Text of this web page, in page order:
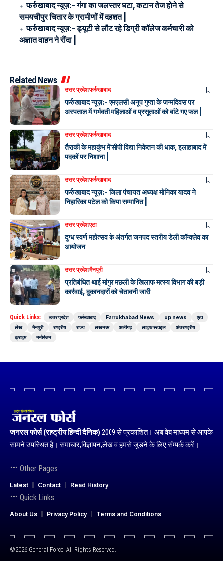
फर्रुखाबाद न्यूज़:- गंगा का जलस्तर घटा, कटान तेज होने से
समयचीपुर चितार के ग्रामीणों में दहशत |
फर्रुखाबाद न्यूज़:- ड्यूटी से लौट रहे डिग्री कॉलेज कर्मचारी को
अज्ञात वाहन ने रौंदा |
Related News
उत्तर प्रदेशफर्रुखाबाद
फर्रुखाबाद न्यूज़:- एमएलसी अनूप गुप्ता के जन्मदिवस पर
अस्पताल में गर्भवती महिलाओं व प्रसूताओं को बांटे गए फल |
उत्तर प्रदेशफर्रुखाबाद
तैराकी के महाकुंभ में सीपी विद्या निकेतन की धाक, इलाहाबाद में
पदकों पर निशाना |
उत्तर प्रदेशफर्रुखाबाद
फर्रुखाबाद न्यूज़:- जिला पंचायत अध्यक्ष मोनिका यादव ने
निहारिका पटेल को किया सम्मानित |
उत्तर प्रदेशएटा
दुग्ध स्वर्ण महोत्सव के अंतर्गत जनपद स्तरीय डेली कॉन्क्लेव का
आयोजन
उत्तर प्रदेशमैनपुरी
प्रतिबंधित थाई मांगुर मछली के खिलाफ मत्स्य विभाग की बड़ी
कार्रवाई, दुकानदारों को चेतावनी जारी
Quick Links: उत्तर प्रदेश फर्रुखाबाद Farrukhabad News up news
एटा
लेख
मैनपुरी राष्ट्रीय राज्य लखनऊ अलीगढ़ लाइफ स्टाइल
अंतराष्ट्रीय
क्राइम
मनोरंजन
जनरल फोर्स (राष्ट्रीय हिन्दी दैनिक) 2009 से प्रकाशित। अब वेब माध्यम से आपके
सामने उपस्थित है। समाचार,विज्ञापन,लेख व हमसे जुड़ने के लिए संम्पर्क करें।
Other Pages
Latest Contact Read History
Quick Links
About Us Privacy Policy Terms and Conditions
©2026 General Force. All Rights Reserved.